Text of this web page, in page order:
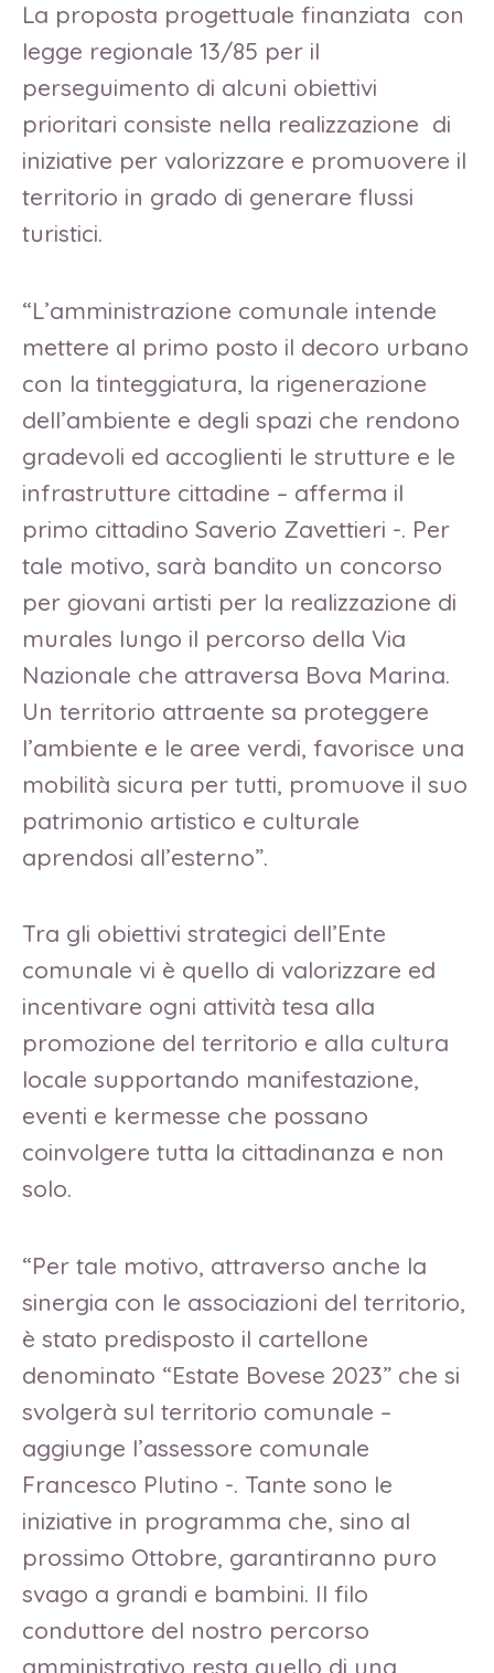
La proposta progettuale finanziata con
legge regionale 13/85 per il
perseguimento di alcuni obiettivi
prioritari consiste nella realizzazione di
iniziative per valorizzare e promuovere il
territorio in grado di generare flussi
turistici.
“L’amministrazione comunale intende
mettere al primo posto il decoro urbano
con la tinteggiatura, la rigenerazione
dell’ambiente e degli spazi che rendono
gradevoli ed accoglienti le strutture e le
infrastrutture cittadine – afferma il
primo cittadino Saverio Zavettieri -. Per
tale motivo, sarà bandito un concorso
per giovani artisti per la realizzazione di
murales lungo il percorso della Via
Nazionale che attraversa Bova Marina.
Un territorio attraente sa proteggere
l’ambiente e le aree verdi, favorisce una
mobilità sicura per tutti, promuove il suo
patrimonio artistico e culturale
aprendosi all’esterno”.
Tra gli obiettivi strategici dell’Ente
comunale vi è quello di valorizzare ed
incentivare ogni attività tesa alla
promozione del territorio e alla cultura
locale supportando manifestazione,
eventi e kermesse che possano
coinvolgere tutta la cittadinanza e non
solo.
“Per tale motivo, attraverso anche la
sinergia con le associazioni del territorio,
è stato predisposto il cartellone
denominato “Estate Bovese 2023” che si
svolgerà sul territorio comunale –
aggiunge l’assessore comunale
Francesco Plutino -. Tante sono le
iniziative in programma che, sino al
prossimo Ottobre, garantiranno puro
svago a grandi e bambini. Il filo
conduttore del nostro percorso
amministrativo resta quello di una